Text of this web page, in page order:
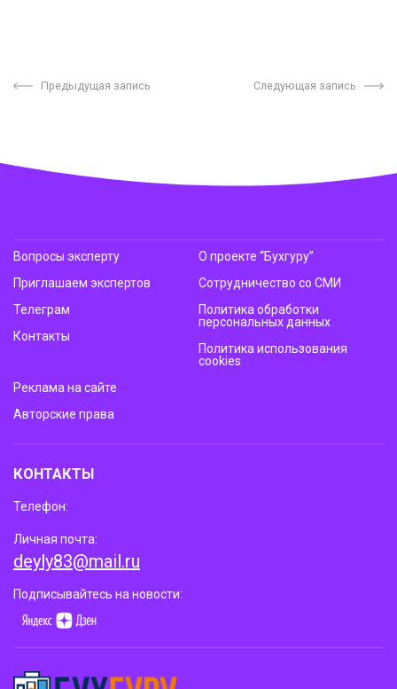
Предыдущая запись Следующая запись
Вопросы эксперту
Приглашаем экспертов
Телеграм
Контакты
О проекте “Бухгуру”
Сотрудничество со СМИ
Политика обработки
персональных данных
Политика использования
cookies
Реклама на сайте
Авторские права
КОНТАКТЫ
Телефон:
Личная почта:
deyly83@mail.ru
Подписывайтесь на новости: